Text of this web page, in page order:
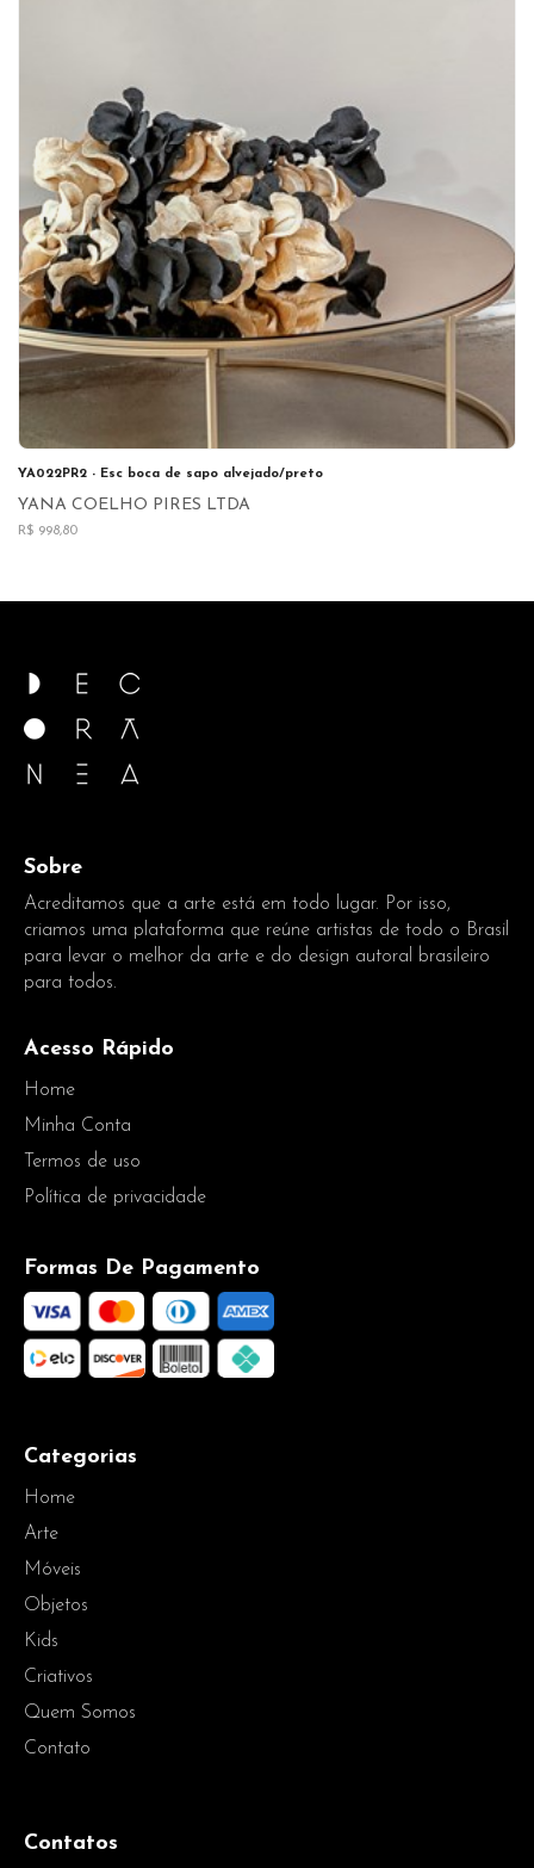
YA022PR2 - Esc boca de sapo alvejado/preto
YANA COELHO PIRES LTDA
R$ 998,80
Sobre
Acreditamos que a arte está em todo lugar. Por isso,
criamos uma plataforma que reúne artistas de todo o Brasil
para levar o melhor da arte e do design autoral brasileiro
para todos.
Acesso Rápido
Home
Minha Conta
Termos de uso
Política de privacidade
Formas De Pagamento
Categorias
Home
Arte
Móveis
Objetos
Kids
Criativos
Quem Somos
Contato
Contatos